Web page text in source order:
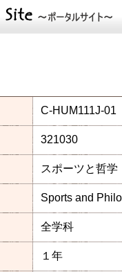
C-HUM111J-01
321030
スポーツと哲学
Sports and
全学科
１年